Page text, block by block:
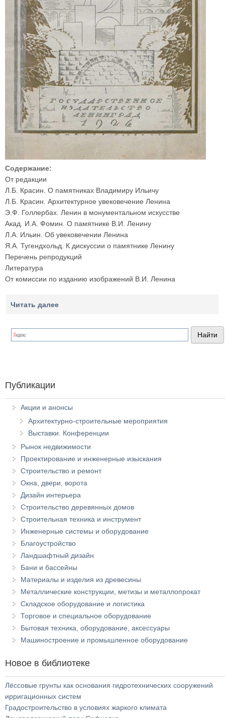
Содержание:
От редакции
Л.Б. Красин. О памятниках Владимиру Ильичу
Л.Б. Красин. Архитектурное увековечение Ленина
Э.Ф. Голлербах. Ленин в монументальном искусстве
Акад. И.А. Фомин. О памятнике В.И. Ленину
Л.А. Ильин. Об увековечении Ленина
Я.А. Тугендхольд. К дискуссии о памятнике Ленину
Перечень репродукций
Литература
От комиссии по изданию изображений В.И. Ленина
Читать далее
Публикации
Акции и анонсы
Архитектурно-строительные мероприятия
Выставки. Конференции
Рынок недвижимости
Проектирование и инженерные изыскания
Строительство и ремонт
Окна, двери, ворота
Дизайн интерьера
Строительство деревянных домов
Строительная техника и инструмент
Инженерные системы и оборудование
Благоустройство
Ландшафтный дизайн
Бани и бассейны
Материалы и изделия из древесины
Металлические конструкции, метизы и металлопрокат
Складское оборудование и логистика
Торговое и специальное оборудование
Бытовая техника, оборудование, аксессуары
Машиностроение и промышленное оборудование
Новое в библиотеке
Лёссовые грунты как основания гидротехнических сооружений
ирригационных систем
Градостроительство в условиях жаркого климата